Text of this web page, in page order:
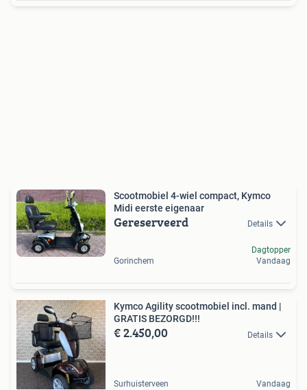
Scootmobiel 4-wiel compact, Kymco
Midi eerste eigenaar
Gereserveerd Details
Gorinchem
Dagtopper
Vandaag
Kymco Agility scootmobiel incl. mand |
GRATIS BEZORGD!!!
€ 2.450,00 Details
Surhuisterveen Vandaag